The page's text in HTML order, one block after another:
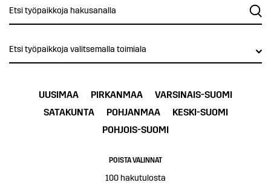
Etsi työpaikkoja valitsemalla toimiala
UUSIMAA PIRKANMAA
VARSINAIS-SUOMI
SATAKUNTA
POHJANMAA
KESKI-SUOMI
POHJOIS-SUOMI
POISTA VALINNAT
100hakutulosta